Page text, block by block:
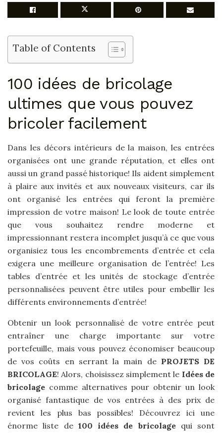
Table of Contents
100 idées de bricolage
ultimes que vous pouvez
bricoler facilement
Dans les décors intérieurs de la maison, les entrées
organisées ont une grande réputation, et elles ont
aussi un grand passé historique! Ils aident simplement
à plaire aux invités et aux nouveaux visiteurs, car ils
ont organisé les entrées qui feront la première
impression de votre maison! Le look de toute entrée
que vous souhaitez rendre moderne et
impressionnant restera incomplet jusqu’à ce que vous
organisiez tous les encombrements d’entrée et cela
exigera une meilleure organisation de l’entrée! Les
tables d’entrée et les unités de stockage d’entrée
personnalisées peuvent être utiles pour embellir les
différents environnements d’entrée!
Obtenir un look personnalisé de votre entrée peut
entraîner une charge importante sur votre
portefeuille, mais vous pouvez économiser beaucoup
de vos coûts en serrant la main de PROJETS DE
BRICOLAGE! Alors, choisissez simplement le Idées de
bricolage comme alternatives pour obtenir un look
organisé fantastique de vos entrées à des prix de
revient les plus bas possibles! Découvrez ici une
énorme liste de 100 idées de bricolagequi sont